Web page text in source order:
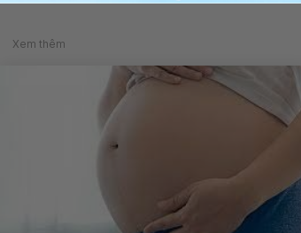
Xem thêm